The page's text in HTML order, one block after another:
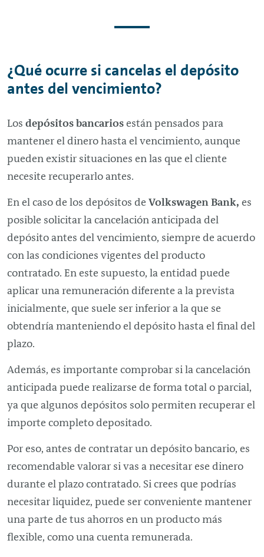
¿Qué ocurre si cancelas el depósito
antes del vencimiento?
Los depósitos bancariosestán pensados para
mantener el dinero hasta el vencimiento, aunque
pueden existir situaciones en las que el cliente
necesite recuperarlo antes.
En el caso de los depósitos de Volkswagen Bank, es
posible solicitar la cancelación anticipada del
depósito antes del vencimiento, siempre de acuerdo
con las condiciones vigentes del producto
contratado. En este supuesto, la entidad puede
aplicar una remuneración diferente a la prevista
inicialmente, que suele ser inferior a la que se
obtendría manteniendo el depósito hasta el final del
plazo.
Además, es importante comprobar si la cancelación
anticipada puede realizarse de forma total o parcial,
ya que algunos depósitos solo permiten recuperar el
importe completo depositado.
Por eso, antes de contratar un depósito bancario, es
recomendable valorar si vas a necesitar ese dinero
durante el plazo contratado. Si crees que podrías
necesitar liquidez, puede ser conveniente mantener
una parte de tus ahorros en un producto más
flexible, como una cuenta remunerada.